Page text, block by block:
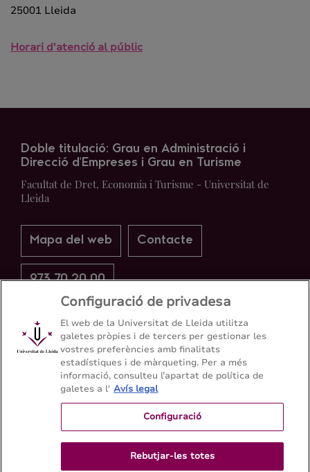
25001 Lleida
Horari d'atenció al públic
Doble titulació: Grau en Administració i
Direcció d'Empreses i Grau en Turisme
Facultat de Dret, Economia i Turisme - Universitat de
Lleida
Mapa del web Contacte
973 70 20 00
Configuració de privadesa
El web de la Universitat de Lleida utilitza
galetes pròpies i de tercers per gestionar les
vostres preferències amb finalitats
estadístiques i de màrqueting. Per a més
informació, consulteu l’apartat de política de
galetes a l' Avís legal
Configuració
Rebutjar-les totes